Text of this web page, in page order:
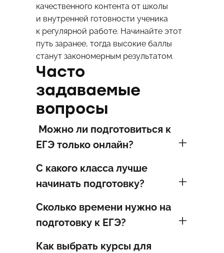
качественного контента от школы
и внутренней готовности ученика
к регулярной работе. Начинайте этот
путь заранее, тогда высокие баллы
станут закономерным результатом.
Часто
задаваемые
вопросы
Можно ли подготовиться к
ЕГЭ только онлайн?
С какого класса лучше
начинать подготовку?
Сколько времени нужно на
подготовку к ЕГЭ?
Как выбрать курсы для